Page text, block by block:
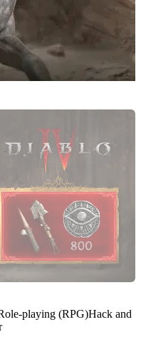
playing (RPG)Hack and